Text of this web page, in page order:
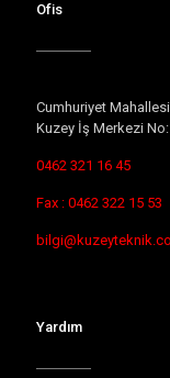
Ofis
Cumhuriyet
Kuzey İş Merkezi
0462 321 16 45
Fax : 0462 322 15 53
Yardım